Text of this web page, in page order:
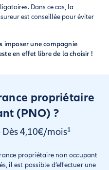
Dans ce cas, la
est conseillée pour éviter
imposer une compagnie
en effet libre de la choisir !
propriétaire
(PNO) ?
4,10€/mois¹
propriétaire non occupant
il est possible d’effectuer une